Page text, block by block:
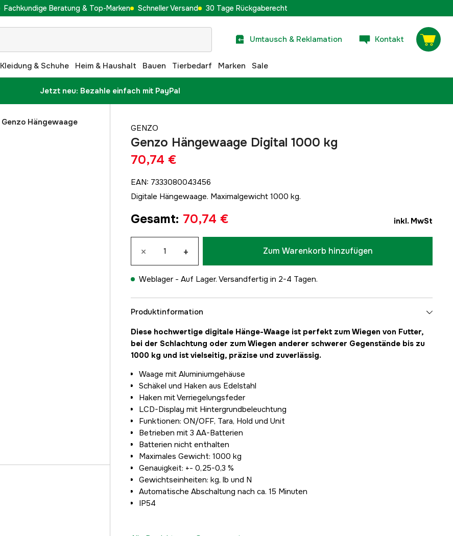
Fachkundige Beratung & Top-Marken Schneller Versand 30 Tage Rückgaberecht
Umtausch & Reklamation Kontakt
Kleidung & Schuhe Heim & Haushalt Bauen Tierbedarf Marken Sale
Jetzt neu: Bezahle einfach mit PayPal
Genzo Hängewaage
GENZO
Genzo Hängewaage Digital 1000 kg
70,74 €
EAN: 7333080043456
Digitale Hängewaage. Maximalgewicht 1000 kg.
Gesamt: 70,74 € inkl. MwSt
× + Zum Warenkorb hinzufügen
Weblager - Auf Lager. Versandfertig in 2-4 Tagen.
Produktinformation
Diese hochwertige digitale Hänge-Waage ist perfekt zum Wiegen von Futter,
bei der Schlachtung oder zum Wiegen anderer schwerer Gegenstände bis zu
1000 kg und ist vielseitig, präzise und zuverlässig.
Waage mit Aluminiumgehäuse
Schäkel und Haken aus Edelstahl
Haken mit Verriegelungsfeder
LCD-Display mit Hintergrundbeleuchtung
Funktionen: ON/OFF, Tara, Hold und Unit
Betrieben mit 3 AA-Batterien
Batterien nicht enthalten
Maximales Gewicht: 1000 kg
Genauigkeit: +- 0,25-0,3 %
Gewichtseinheiten: kg, lb und N
Automatische Abschaltung nach ca. 15 Minuten
IP54